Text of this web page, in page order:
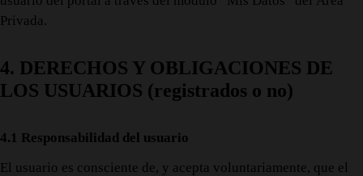
Privada.
4. DERECHOS Y OBLIGACIONES DE
LOS USUARIOS (registrados o no)
4.1 Responsabilidad del usuario
El usuario es consciente de, y acepta voluntariamente, que el